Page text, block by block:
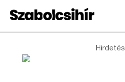
Hirdetés